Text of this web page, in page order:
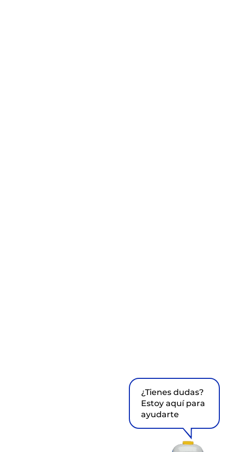
¿Tienes dudas?
Estoy aquí para
ayudarte